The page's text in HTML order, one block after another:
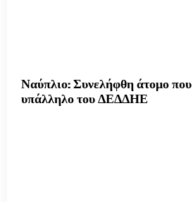
Ναύπλιο: Συνελήφθη άτομο
υπάλληλο του ΔΕΔΔΗΕ